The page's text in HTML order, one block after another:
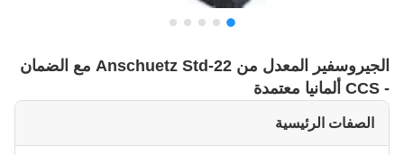
الجيروسفير المعدل من Anschuetz Std-22 مع الضمان
- CCS ألمانيا معتمدة
الصفات الرئيسية